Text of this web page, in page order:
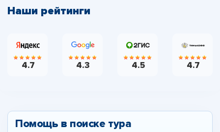
Наши рейтинги
4.7 4.3 4.5 4.7
Помощь в поиске тура